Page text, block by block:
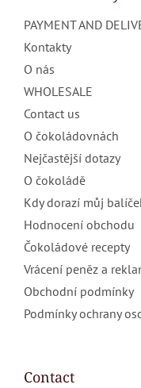
PAYMENT AND
Kontakty
O nás
WHOLESALE
Contact us
O čokoládovnách
Nejčastější dotazy
O čokoládě
Kdy dorazí můj
Hodnocení obchodu
Čokoládové recepty
Vrácení peněz a
Obchodní podmínky
Podmínky ochrany
Contact